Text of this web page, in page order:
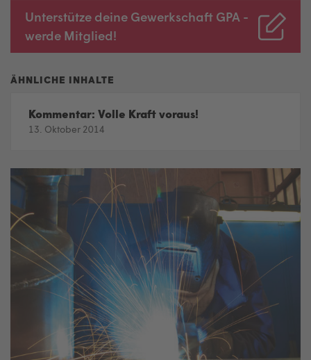
Unterstütze deine Gewerkschaft GPA -
werde Mitglied!
Kommentar: Volle Kraft voraus!
13. Oktober 2014